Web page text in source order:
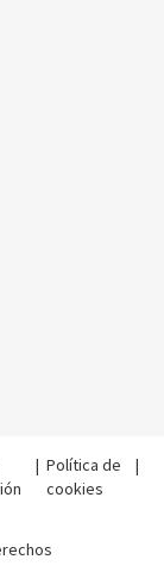
| Política de
cookies
|